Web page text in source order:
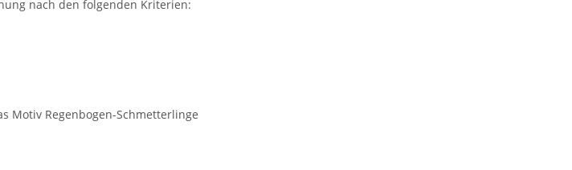
nach den folgenden Kriterien:
Motiv Regenbogen-Schmetterlinge